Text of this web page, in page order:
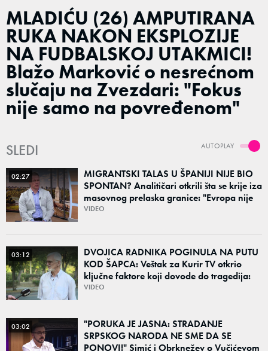
MLADIĆU (26) AMPUTIRANA
RUKA NAKON EKSPLOZIJE
NA FUDBALSKOJ UTAKMICI!
Blažo Marković o nesrećnom
slučaju na Zvezdari: "Fokus
nije samo na povređenom"
AUTOPLAY
SLEDI
02:27
MIGRANTSKI TALAS U ŠPANIJI NIJE BIO
SPONTAN? Analitičari otkrili šta se krije iza
masovnog prelaska granice: "Evropa nije
dovoljno naučila iz prethodne krize"
VIDEO
03:12
DVOJICA RADNIKA POGINULA NA PUTU
KOD ŠAPCA: Veštak za Kurir TV otkrio
ključne faktore koji dovode do tragedija:
"Vozaču može da padne mrak na oči od
VIDEO
03:02
"PORUKA JE JASNA: STRADANJE
SRPSKOG NARODA NE SME DA SE
PONOVI!" Simić i Obrknežev o Vučićevom